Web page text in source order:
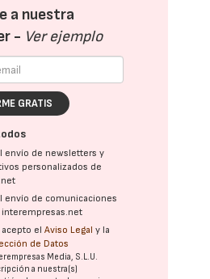
a nuestra
- Ver ejemplo
GRATIS
envío de newsletters y
personalizados de
envío de comunicaciones
acepto elAviso Legal y la
de Datos
Media, S.L.U.
a nuestra(s)